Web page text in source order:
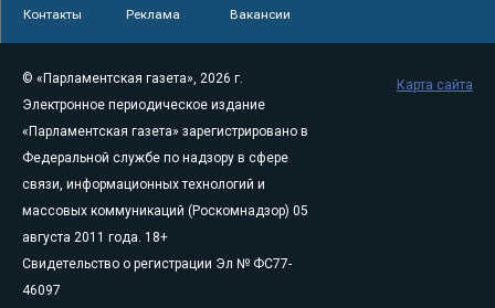
Контакты Реклама Вакансии
© «Парламентская газета», 2026 г.
Электронное периодическое издание
«Парламентская газета» зарегистрировано в
Федеральной службе по надзору в сфере
связи, информационных технологий и
массовых коммуникаций (Роскомнадзор) 05
августа 2011 года. 18+
Свидетельство о регистрации Эл № ФС77-
46097
Карта сайта